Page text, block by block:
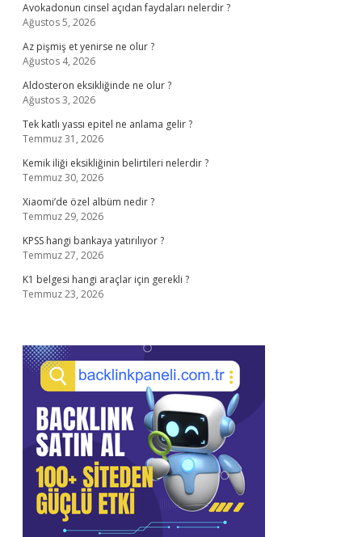
Avokadonun cinsel açıdan faydaları nelerdir ?
Ağustos 5, 2026
Az pişmiş et yenirse ne olur ?
Ağustos 4, 2026
Aldosteron eksikliğinde ne olur ?
Ağustos 3, 2026
Tek katlı yassı epitel ne anlama gelir ?
Temmuz 31, 2026
Kemik iliği eksikliğinin belirtileri nelerdir ?
Temmuz 30, 2026
Xiaomi’de özel albüm nedir ?
Temmuz 29, 2026
KPSS hangi bankaya yatırılıyor ?
Temmuz 27, 2026
K1 belgesi hangi araçlar için gerekli ?
Temmuz 23, 2026